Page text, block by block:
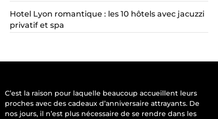
Hotel Lyon romantique : les 10 hôtels avec jacuzzi
privatif et spa
C’est la raison pour laquelle beaucoup accueillent leurs
proches avec des cadeaux d’anniversaire attrayants. De
nos jours, il n’est plus nécessaire de se rendre dans les